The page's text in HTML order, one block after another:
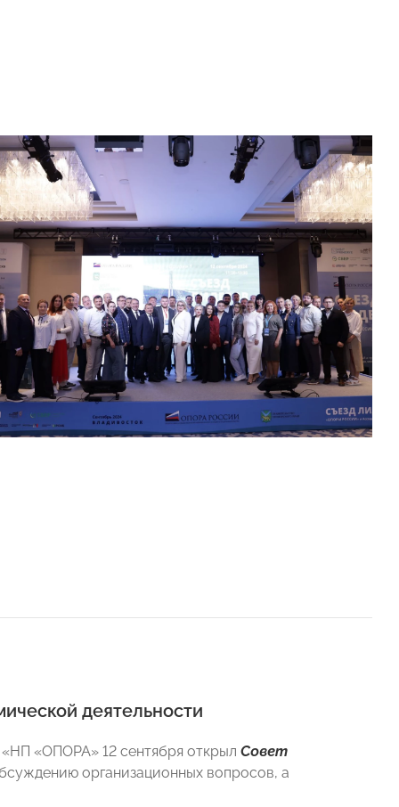
деятельности
«ОПОРА» 12 сентября открыл Совет
организационных вопросов, а